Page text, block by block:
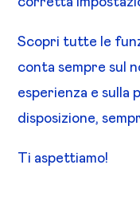
Scopri tutte le
conta sempre sul
esperienza e sulla
disposizione,
Ti aspettiamo!